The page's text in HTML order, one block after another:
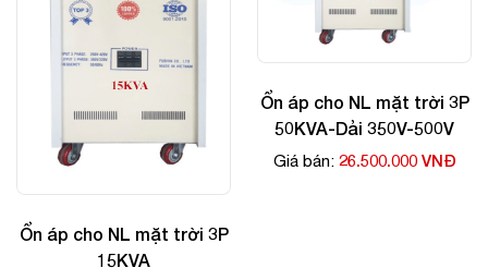
Ổn áp cho NL mặt trời 3P
15KVA
Ổn áp cho NL mặt trời 3P
50KVA-Dải 350V-500V
Giá bán: 26.500.000 VNĐ